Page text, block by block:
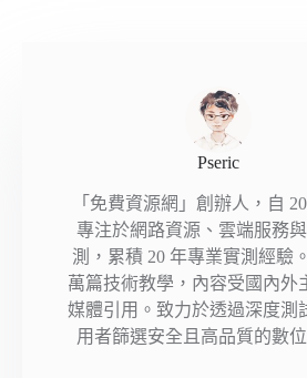
Pseric
「免費資源網」創辦人，自
專注於網路資源、雲端服務
測，累積 20 年專業實測經驗
萬篇技術教學，內容受國內外
媒體引用。致力於透過深度測
用者篩選安全且高品質的數位